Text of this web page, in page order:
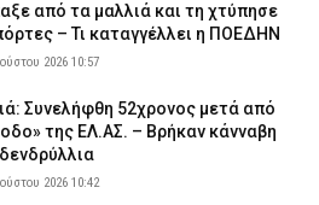
από τα μαλλιά και τη χτύπησε
– Τι καταγγέλλει η ΠΟΕΔΗΝ
2026 10:57
Συνελήφθη 52χρονος μετά από
της ΕΛ.ΑΣ. – Βρήκαν κάνναβη
2026 10:42